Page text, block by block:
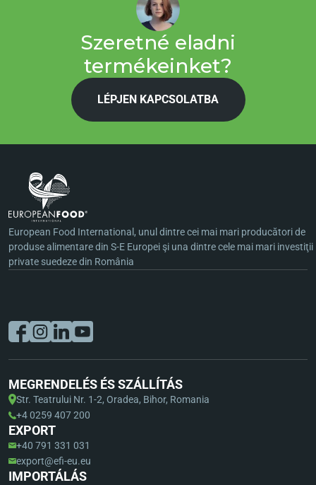
Szeretné eladni
termékeinket?
LÉPJEN KAPCSOLATBA
European Food International, unul dintre cei mai mari producători de
produse alimentare din S-E Europei şi una dintre cele mai mari investiţii
private suedeze din România
MEGRENDELÉS ÉS SZÁLLÍTÁS
Str. Teatrului Nr. 1-2, Oradea, Bihor, Romania
+4 0259 407 200
EXPORT
+40 791 331 031
export@efi-eu.eu
IMPORTÁLÁS